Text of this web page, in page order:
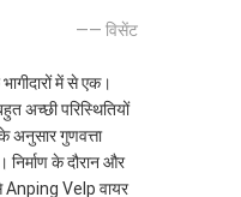
—— विसेंट
में से एक।
अच्छी परिस्थितियों
के अनुसार गुणवत्ता
के दौरान और
Anping Velp वायर